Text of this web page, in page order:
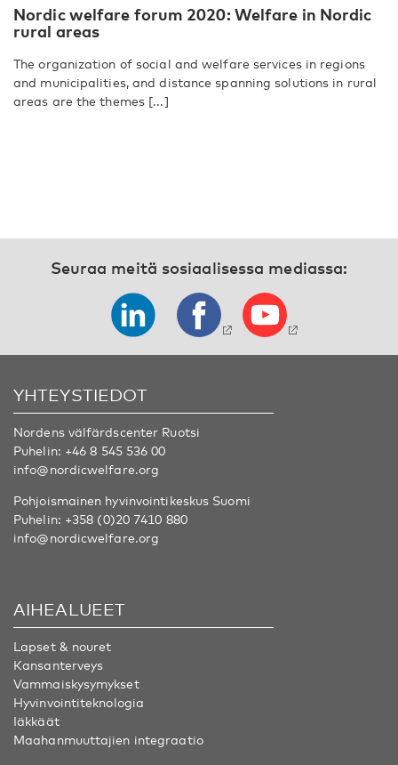
Nordic welfare forum 2020: Welfare in Nordic
rural areas
The organization of social and welfare services in regions
and municipalities, and distance spanning solutions in rural
areas are the themes [...]
Seuraa meitä sosiaalisessa mediassa:
YHTEYSTIEDOT
Nordens välfärdscenter Ruotsi
Puhelin: +46 8 545 536 00
info@nordicwelfare.org
Pohjoismainen hyvinvointikeskus Suomi
Puhelin: +358 (0)20 7410 880
info@nordicwelfare.org
AIHEALUEET
Lapset & nouret
Kansanterveys
Vammaiskysymykset
Hyvinvointiteknologia
Iäkkäät
Maahanmuuttajien integraatio